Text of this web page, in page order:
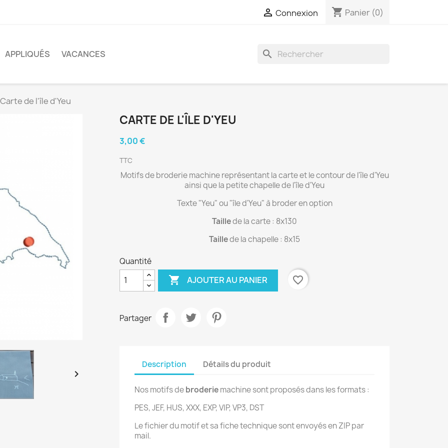
 Connexion shopping_cart Panier (0)
search
APPLIQUÉS VACANCES
Carte de l'île d'Yeu

CARTE DE L'ÎLE D'YEU
3,00 €
TTC
Motifs de broderie machine représentant la carte et le contour de l'île d'Yeu
ainsi que la petite chapelle de l'île d'Yeu
Texte "Yeu" ou "île d'Yeu" à broder en option
Taillede la carte : 8x130
Taillede la chapelle : 8x15
Quantité
 AJOUTER AU PANIER favorite_border
Partager
Description Détails du produit
Nos motifs debroderiemachine sont proposés dans les formats :
PES, JEF, HUS, XXX, EXP, VIP, VP3, DST
Le fichier du motif et sa fiche technique sont envoyés en ZIP par
mail.